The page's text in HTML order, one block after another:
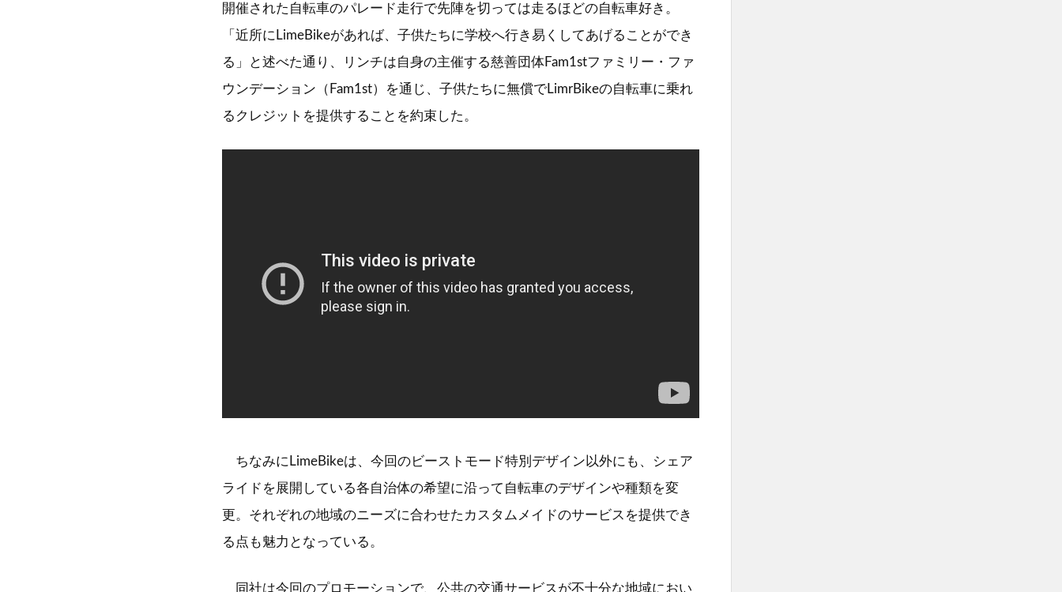
開催された自転車のパレード走行で先陣を切っては走るほどの自転車好き。
「近所にLimeBikeがあれば、子供たちに学校へ行き易くしてあげることができ
る」と述べた通り、リンチは自身の主催する慈善団体Fam1stファミリー・ファ
ウンデーション（Fam1st）を通じ、子供たちに無償でLimrBikeの自転車に乗れ
るクレジットを提供することを約束した。
ちなみにLimeBikeは、今回のビーストモード特別デザイン以外にも、シェア
ライドを展開している各自治体の希望に沿って自転車のデザインや種類を変
更。それぞれの地域のニーズに合わせたカスタムメイドのサービスを提供でき
る点も魅力となっている。
同社は今回のプロモーションで、公共の交通サービスが不十分な地域におい